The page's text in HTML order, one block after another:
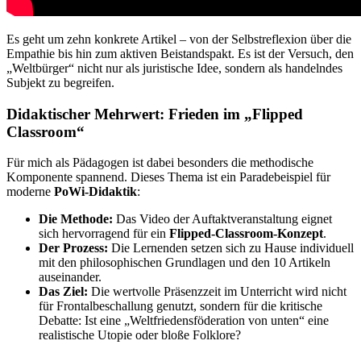
Es geht um zehn konkrete Artikel – von der Selbstreflexion über die
Empathie bis hin zum aktiven Beistandspakt. Es ist der Versuch, den
„Weltbürger“ nicht nur als juristische Idee, sondern als handelndes
Subjekt zu begreifen.
Didaktischer Mehrwert: Frieden im „Flipped
Classroom“
Für mich als Pädagogen ist dabei besonders die methodische
Komponente spannend. Dieses Thema ist ein Paradebeispiel für
moderne PoWi-Didaktik:
Die Methode: Das Video der Auftaktveranstaltung eignet
sich hervorragend für ein Flipped-Classroom-Konzept.
Der Prozess: Die Lernenden setzen sich zu Hause individuell
mit den philosophischen Grundlagen und den 10 Artikeln
auseinander.
Das Ziel: Die wertvolle Präsenzzeit im Unterricht wird nicht
für Frontalbeschallung genutzt, sondern für die kritische
Debatte: Ist eine „Weltfriedensföderation von unten“ eine
realistische Utopie oder bloße Folklore?